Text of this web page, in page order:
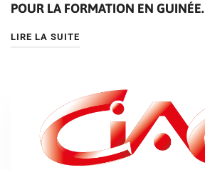
POUR LA FORMATION EN GUINÉE.
LIRE LA SUITE